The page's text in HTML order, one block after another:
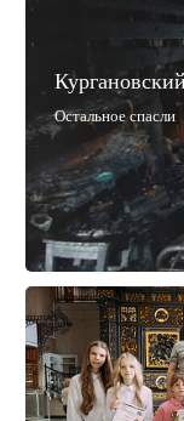
Остальное спасли